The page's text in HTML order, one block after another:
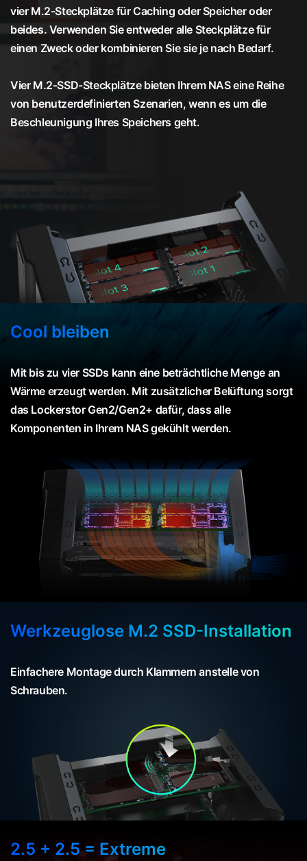
vier M.2-Steckplätze für Caching oder Speicher oder
beides. Verwenden Sie entweder alle Steckplätze für
einen Zweck oder kombinieren Sie sie je nach Bedarf.
Vier M.2-SSD-Steckplätze bieten Ihrem NAS eine Reihe
von benutzerdefinierten Szenarien, wenn es um die
Beschleunigung Ihres Speichers geht.
Cool bleiben
Mit bis zu vier SSDs kann eine beträchtliche Menge an
Wärme erzeugt werden. Mit zusätzlicher Belüftung sorgt
das Lockerstor Gen2/Gen2+ dafür, dass alle
Komponenten in Ihrem NAS gekühlt werden.
Werkzeuglose M.2 SSD-Installation
Einfachere Montage durch Klammern anstelle von
Schrauben.
2.5 + 2.5 = Extreme